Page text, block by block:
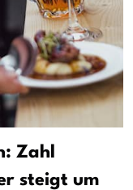
Zahl
steigt um